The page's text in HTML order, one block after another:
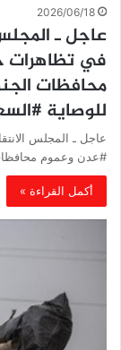
2026/06/18
عاجل ـ
في تظاهرات
محافظات
للوصاية
عاجل ـ المجلس
#عدن وعموم
أكمل القراءة »